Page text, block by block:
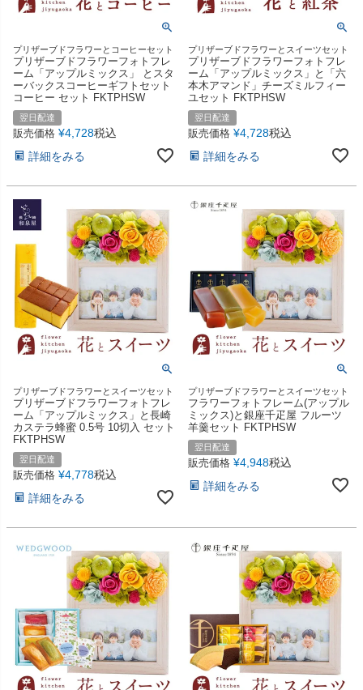
プリザーブドフラワーとコーヒーセット
プリザーブドフラワーフォトフレ
ーム「アップルミックス」 とスタ
ーバックスコーヒーギフトセット
コーヒー セット FKTPHSW
翌日配達
販売価格 ¥4,728税込
詳細をみる
プリザーブドフラワーとスイーツセット
プリザーブドフラワーフォトフレ
ーム「アップルミックス」と「六
本木アマンド」チーズミルフィー
ユセット FKTPHSW
翌日配達
販売価格 ¥4,728税込
詳細をみる
プリザーブドフラワーとスイーツセット
プリザーブドフラワーフォトフレ
ーム「アップルミックス」と長崎
カステラ蜂蜜 0.5号 10切入 セット
FKTPHSW
翌日配達
販売価格 ¥4,778税込
詳細をみる
プリザーブドフラワーとスイーツセット
フラワーフォトフレーム(アップル
ミックス)と銀座千疋屋 フルーツ
羊羹セット FKTPHSW
翌日配達
販売価格 ¥4,948税込
詳細をみる